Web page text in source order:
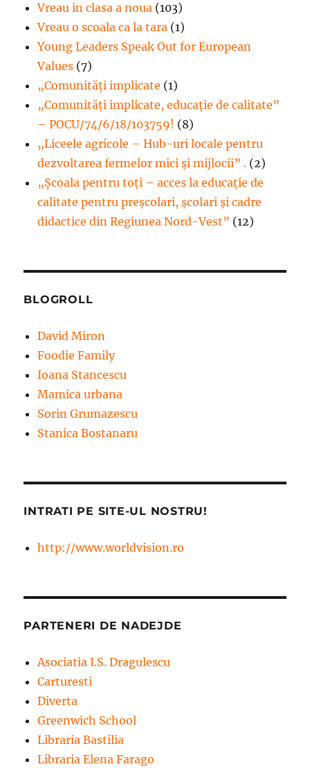
Vreau in clasa a noua (103)
Vreau o scoala ca la tara (1)
Young Leaders Speak Out for European
Values (7)
„Comunități implicate (1)
„Comunități implicate, educație de calitate”
– POCU/74/6/18/103759! (8)
„Liceele agricole – Hub-uri locale pentru
dezvoltarea fermelor mici şi mijlocii” . (2)
„Școala pentru toți – acces la educație de
calitate pentru preșcolari, școlari și cadre
didactice din Regiunea Nord-Vest” (12)
BLOGROLL
David Miron
Foodie Family
Ioana Stancescu
Mamica urbana
Sorin Grumazescu
Stanica Bostanaru
INTRATI PE SITE-UL NOSTRU!
http://www.worldvision.ro
PARTENERI DE NADEJDE
Asociatia I.S. Dragulescu
Carturesti
Diverta
Greenwich School
Libraria Bastilia
Libraria Elena Farago